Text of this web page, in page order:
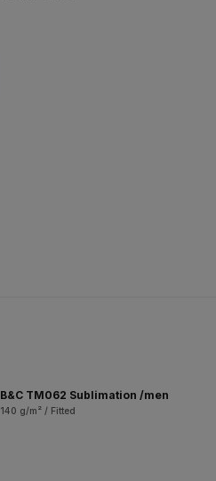
B&C TM062 Sublimation /men
140 g/m² / Fitted